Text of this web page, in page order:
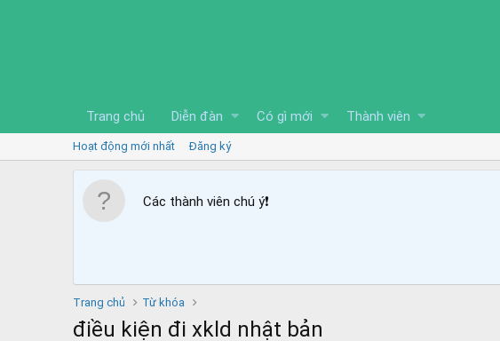
Trang chủ Diễn đàn Có gì mới Thành viên
Hoạt động mới nhất Đăng ký
Các thành viên chú ý❗️
Trang chủ Từ khóa
điều kiện đi xkld nhật bản